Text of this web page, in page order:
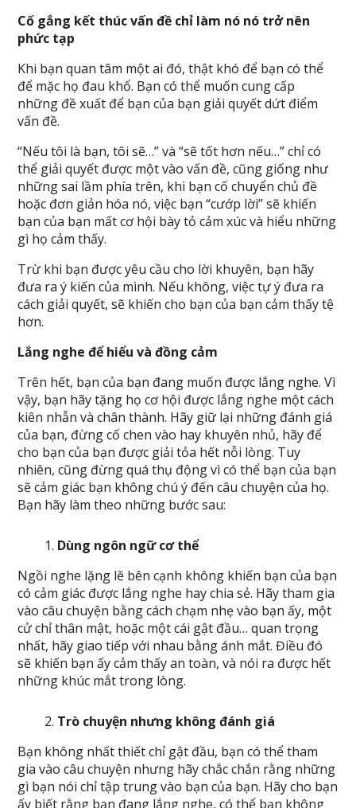
Cố gắng kết thúc vấn đề chỉ làm nó nó trở nên
phức tạp
Khi bạn quan tâm một ai đó, thật khó để bạn có thể
để mặc họ đau khổ. Bạn có thể muốn cung cấp
những đề xuất để bạn của bạn giải quyết dứt điểm
vấn đề.
“Nếu tôi là bạn, tôi sẽ…” và “sẽ tốt hơn nếu…” chỉ có
thể giải quyết được một vào vấn đề, cũng giống như
những sai lầm phía trên, khi bạn cố chuyển chủ đề
hoặc đơn giản hóa nó, việc bạn “cướp lời” sẽ khiến
bạn của bạn mất cơ hội bày tỏ cảm xúc và hiểu những
gì họ cảm thấy.
Trừ khi bạn được yêu cầu cho lời khuyên, bạn hãy
đưa ra ý kiến của mình. Nếu không, việc tự ý đưa ra
cách giải quyết, sẽ khiến cho bạn của bạn cảm thấy tệ
hơn.
Lắng nghe để hiểu và đồng cảm
Trên hết, bạn của bạn đang muốn được lắng nghe. Vì
vậy, bạn hãy tặng họ cơ hội được lắng nghe một cách
kiên nhẫn và chân thành. Hãy giữ lại những đánh giá
của bạn, đừng cố chen vào hay khuyên nhủ, hãy để
cho bạn của bạn được giải tỏa hết nỗi lòng. Tuy
nhiên, cũng đừng quá thụ động vì có thể bạn của bạn
sẽ cảm giác bạn không chú ý đến câu chuyện của họ.
Bạn hãy làm theo những bước sau:
Dùng ngôn ngữ cơ thể
Ngồi nghe lặng lẽ bên cạnh không khiến bạn của bạn
có cảm giác được lắng nghe hay chia sẻ. Hãy tham gia
vào câu chuyện bằng cách chạm nhẹ vào bạn ấy, một
cử chỉ thân mật, hoặc một cái gật đầu… quan trọng
nhất, hãy giao tiếp với nhau bằng ánh mắt. Điều đó
sẽ khiến bạn ấy cảm thấy an toàn, và nói ra được hết
những khúc mắt trong lòng.
Trò chuyện nhưng không đánh giá
Bạn không nhất thiết chỉ gật đầu, bạn có thể tham
gia vào câu chuyện nhưng hãy chắc chắn rằng những
gì bạn nói chỉ tập trung vào bạn của bạn. Hãy cho bạn
ấy biết rằng bạn đang lắng nghe, có thể bạn không